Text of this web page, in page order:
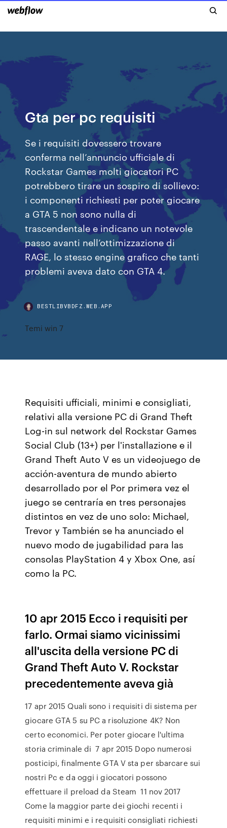
Gta per pc requisiti
Se i requisiti dovessero trovare
conferma nell’annuncio ufficiale di
Rockstar Games molti giocatori PC
potrebbero tirare un sospiro di sollievo:
i componenti richiesti per poter giocare
a GTA 5 non sono nulla di
trascendentale e indicano un notevole
passo avanti nell’ottimizzazione di
RAGE, lo stesso engine grafico che tanti
problemi aveva dato con GTA 4.
BESTLIBVBDFZ.WEB.APP
Temi win 7
Requisiti ufficiali, minimi e consigliati,
relativi alla versione PC di Grand Theft
Log-in sul network del Rockstar Games
Social Club (13+) per l'installazione e il
Grand Theft Auto V es un videojuego de
acción-aventura de mundo abierto
desarrollado por el Por primera vez el
juego se centraría en tres personajes
distintos en vez de uno solo: Michael,
Trevor y También se ha anunciado el
nuevo modo de jugabilidad para las
consolas PlayStation 4 y Xbox One, así
como la PC.
10 apr 2015 Ecco i requisiti per
farlo. Ormai siamo vicinissimi
all'uscita della versione PC di
Grand Theft Auto V. Rockstar
precedentemente aveva già
17 apr 2015 Quali sono i requisiti di sistema per
giocare GTA 5 su PC a risoluzione 4K? Non
certo economici. Per poter giocare l'ultima
storia criminale di 7 apr 2015 Dopo numerosi
posticipi, finalmente GTA V sta per sbarcare sui
nostri Pc e da oggi i giocatori possono
effettuare il preload da Steam 11 nov 2017
Come la maggior parte dei giochi recenti i
requisiti minimi e i requisiti consigliati richiesti